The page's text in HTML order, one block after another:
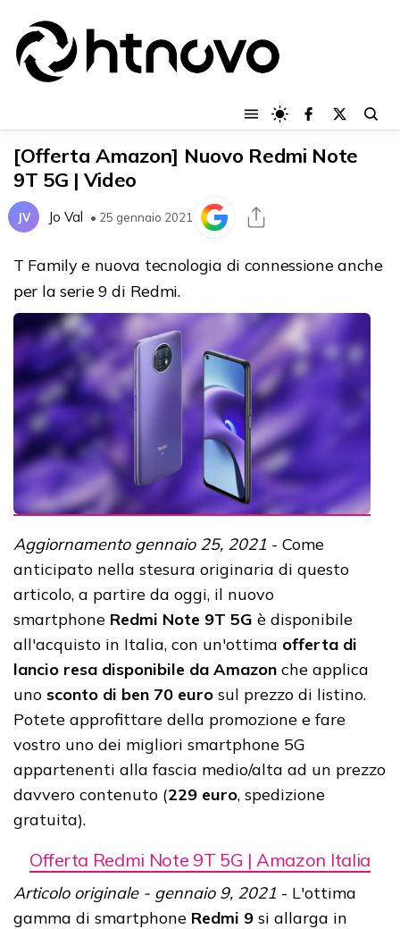
[Offerta Amazon] Nuovo Redmi Note
9T 5G | Video
JV Jo Val • 25 gennaio 2021
T Family e nuova tecnologia di connessione anche
per la serie 9 di Redmi.
Aggiornamento gennaio 25, 2021 - Come
anticipato nella stesura originaria di questo
articolo, a partire da oggi, il nuovo
smartphone Redmi Note 9T 5G è disponibile
all'acquisto in Italia, con un'ottima offerta di
lancio resa disponibile da Amazon che applica
uno sconto di ben 70 euro sul prezzo di listino.
Potete approfittare della promozione e fare
vostro uno dei migliori smartphone 5G
appartenenti alla fascia medio/alta ad un prezzo
davvero contenuto (229 euro, spedizione
gratuita).
Offerta Redmi Note 9T 5G | Amazon Italia
Articolo originale - gennaio 9, 2021 - L'ottima
gamma di smartphone Redmi 9 si allarga in